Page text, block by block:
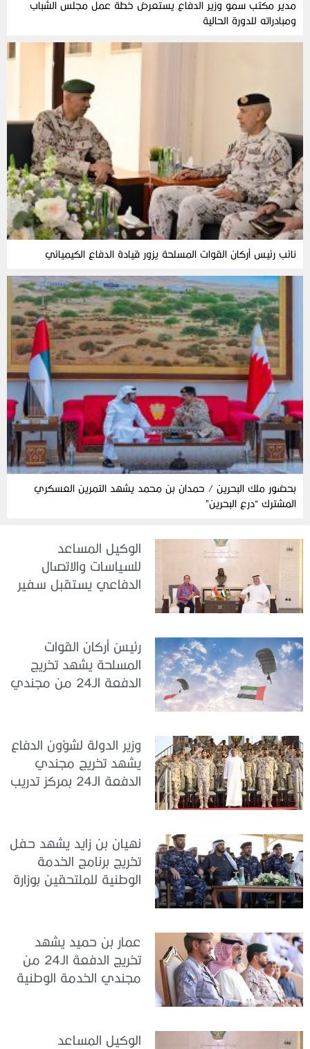
مدير مكتب سمو وزير الدفاع يستعرض خطة عمل مجلس الشباب
ومبادراته للدورة الحالية
نائب رئيس أركان القوات المسلحة يزور قيادة الدفاع الكيميائي
بحضور ملك البحرين / حمدان بن محمد يشهد التمرين العسكري
المشترك “درع البحرين”
الوكيل المساعد
للسياسات والاتصال
الدفاعي يستقبل سفير
رئيسُ أركان القوات
المسلحة يشهد تخريج
الدفعة الـ24 من مجندي
وزير الدولة لشؤون الدفاع
يشهد تخريج مجندي
الدفعة الـ24 بمركز تدريب
نهيان بن زايد يشهد حفل
تخريج برنامج الخدمة
الوطنية للملتحقين بوزارة
عمار بن حميد يشهد
تخريج الدفعة الـ24 من
مجندي الخدمة الوطنية
الوكيل المساعد